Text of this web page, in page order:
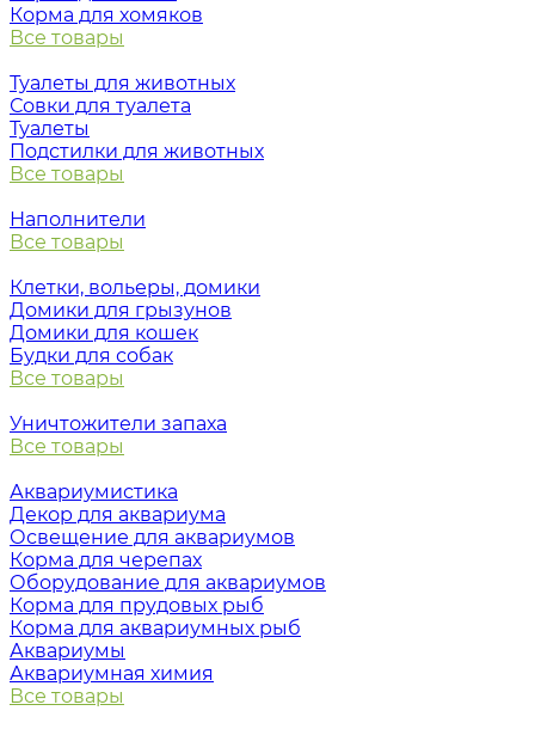
Корма для хомяков
Все товары
Туалеты для животных
Совки для туалета
Туалеты
Подстилки для животных
Все товары
Наполнители
Все товары
Клетки, вольеры, домики
Домики для грызунов
Домики для кошек
Будки для собак
Все товары
Уничтожители запаха
Все товары
Аквариумистика
Декор для аквариума
Освещение для аквариумов
Корма для черепах
Оборудование для аквариумов
Корма для прудовых рыб
Корма для аквариумных рыб
Аквариумы
Аквариумная химия
Все товары